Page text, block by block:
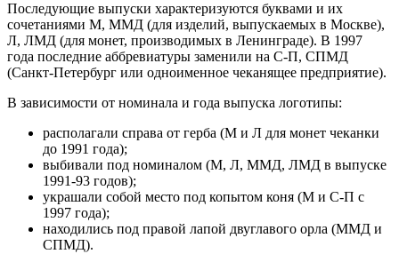
Последующие выпуски характеризуются буквами и их
сочетаниями М, ММД (для изделий, выпускаемых в Москве),
Л, ЛМД (для монет, производимых в Ленинграде). В 1997
года последние аббревиатуры заменили на С-П, СПМД
(Санкт-Петербург или одноименное чеканящее предприятие).
В зависимости от номинала и года выпуска логотипы:
располагали справа от герба (М и Л для монет чеканки
до 1991 года);
выбивали под номиналом (М, Л, ММД, ЛМД в выпуске
1991-93 годов);
украшали собой место под копытом коня (М и С-П с
1997 года);
находились под правой лапой двуглавого орла (ММД и
СПМД).